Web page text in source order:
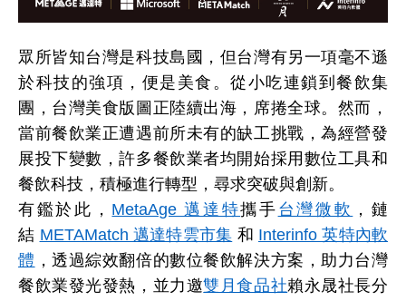
眾所皆知台灣是科技島國，但台灣有另一項毫不遜
於科技的強項，便是美食。從小吃連鎖到餐飲集
團，台灣美食版圖正陸續出海，席捲全球。然而，
當前餐飲業正遭遇前所未有的缺工挑戰，為經營發
展投下變數，許多餐飲業者均開始採用數位工具和
餐飲科技，積極進行轉型，尋求突破與創新。
有鑑於此， MetaAge 邁達特攜手 台灣微軟 ，鏈
結 METAMatch 邁達特雲市集 和 Interinfo 英特內軟
體 ，透過綜效翻倍的數位餐飲解決方案，助力台灣
餐飲業發光發熱，並力邀雙月食品社賴永晟社長分